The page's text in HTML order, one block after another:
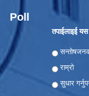
Poll
तपाईलाइई यस
Choices
राम्रो
सुधार